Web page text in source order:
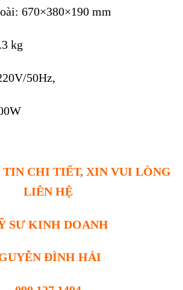
670×380×190 mm
kg
50Hz,
CHI TIẾT, XIN VUI LÒNG
LIÊN HỆ
SƯ KINH DOANH
ĐÌNH HẢI